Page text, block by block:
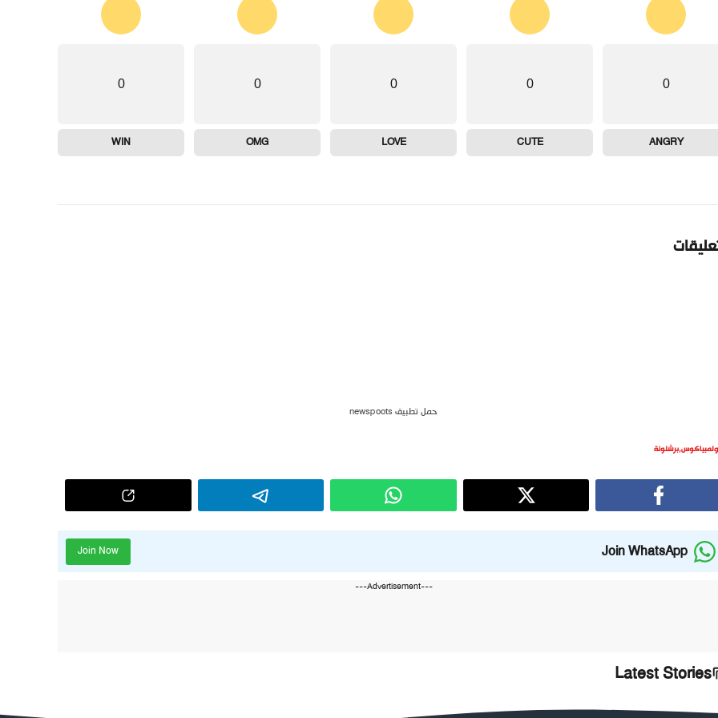
0
ANGRY
0
CUTE
0
LOVE
0
OMG
0
WIN
حمل تطبيق newspoots
,برشلونة
Join WhatsApp
Join Now
---Advertisement---
Latest Stories